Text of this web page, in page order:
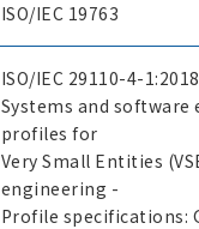
ISO/IEC 19763
ISO/IEC 29110-4-
Systems and
profiles for
Very Small Entities
engineering -
Profile specifications: